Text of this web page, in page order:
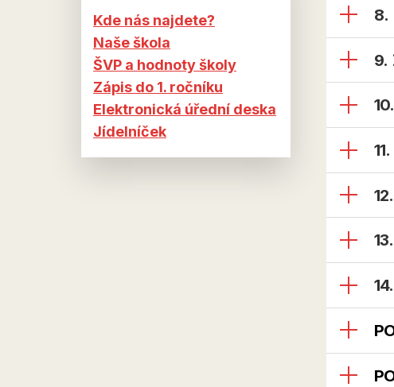
Kde nás najdete?
Naše škola
ŠVP a hodnoty školy
Zápis do 1. ročníku
Elektronická úřední deska
Jídelníček